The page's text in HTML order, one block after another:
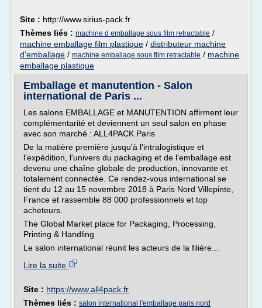
Site : http://www.sirius-pack.fr
Thèmes liés : machine d emballage sous film retractable /
machine emballage film plastique / distributeur machine
d'emballage / machine emballage sous film retractable / machine
emballage plastique
Emballage et manutention - Salon
international de Paris ...
Les salons EMBALLAGE et MANUTENTION affirment leur
complémentarité et deviennent un seul salon en phase
avec son marché : ALL4PACK Paris
De la matière première jusqu'à l'intralogistique et
l'expédition, l'univers du packaging et de l'emballage est
devenu une chaîne globale de production, innovante et
totalement connectée. Ce rendez-vous international se
tient du 12 au 15 novembre 2018 à Paris Nord Villepinte,
France et rassemble 88 000 professionnels et top
acheteurs.
The Global Market place for Packaging, Processing,
Printing & Handling
Le salon international réunit les acteurs de la filière...
Lire la suite
Site : https://www.all4pack.fr
Thèmes liés : salon international l'emballage paris nord